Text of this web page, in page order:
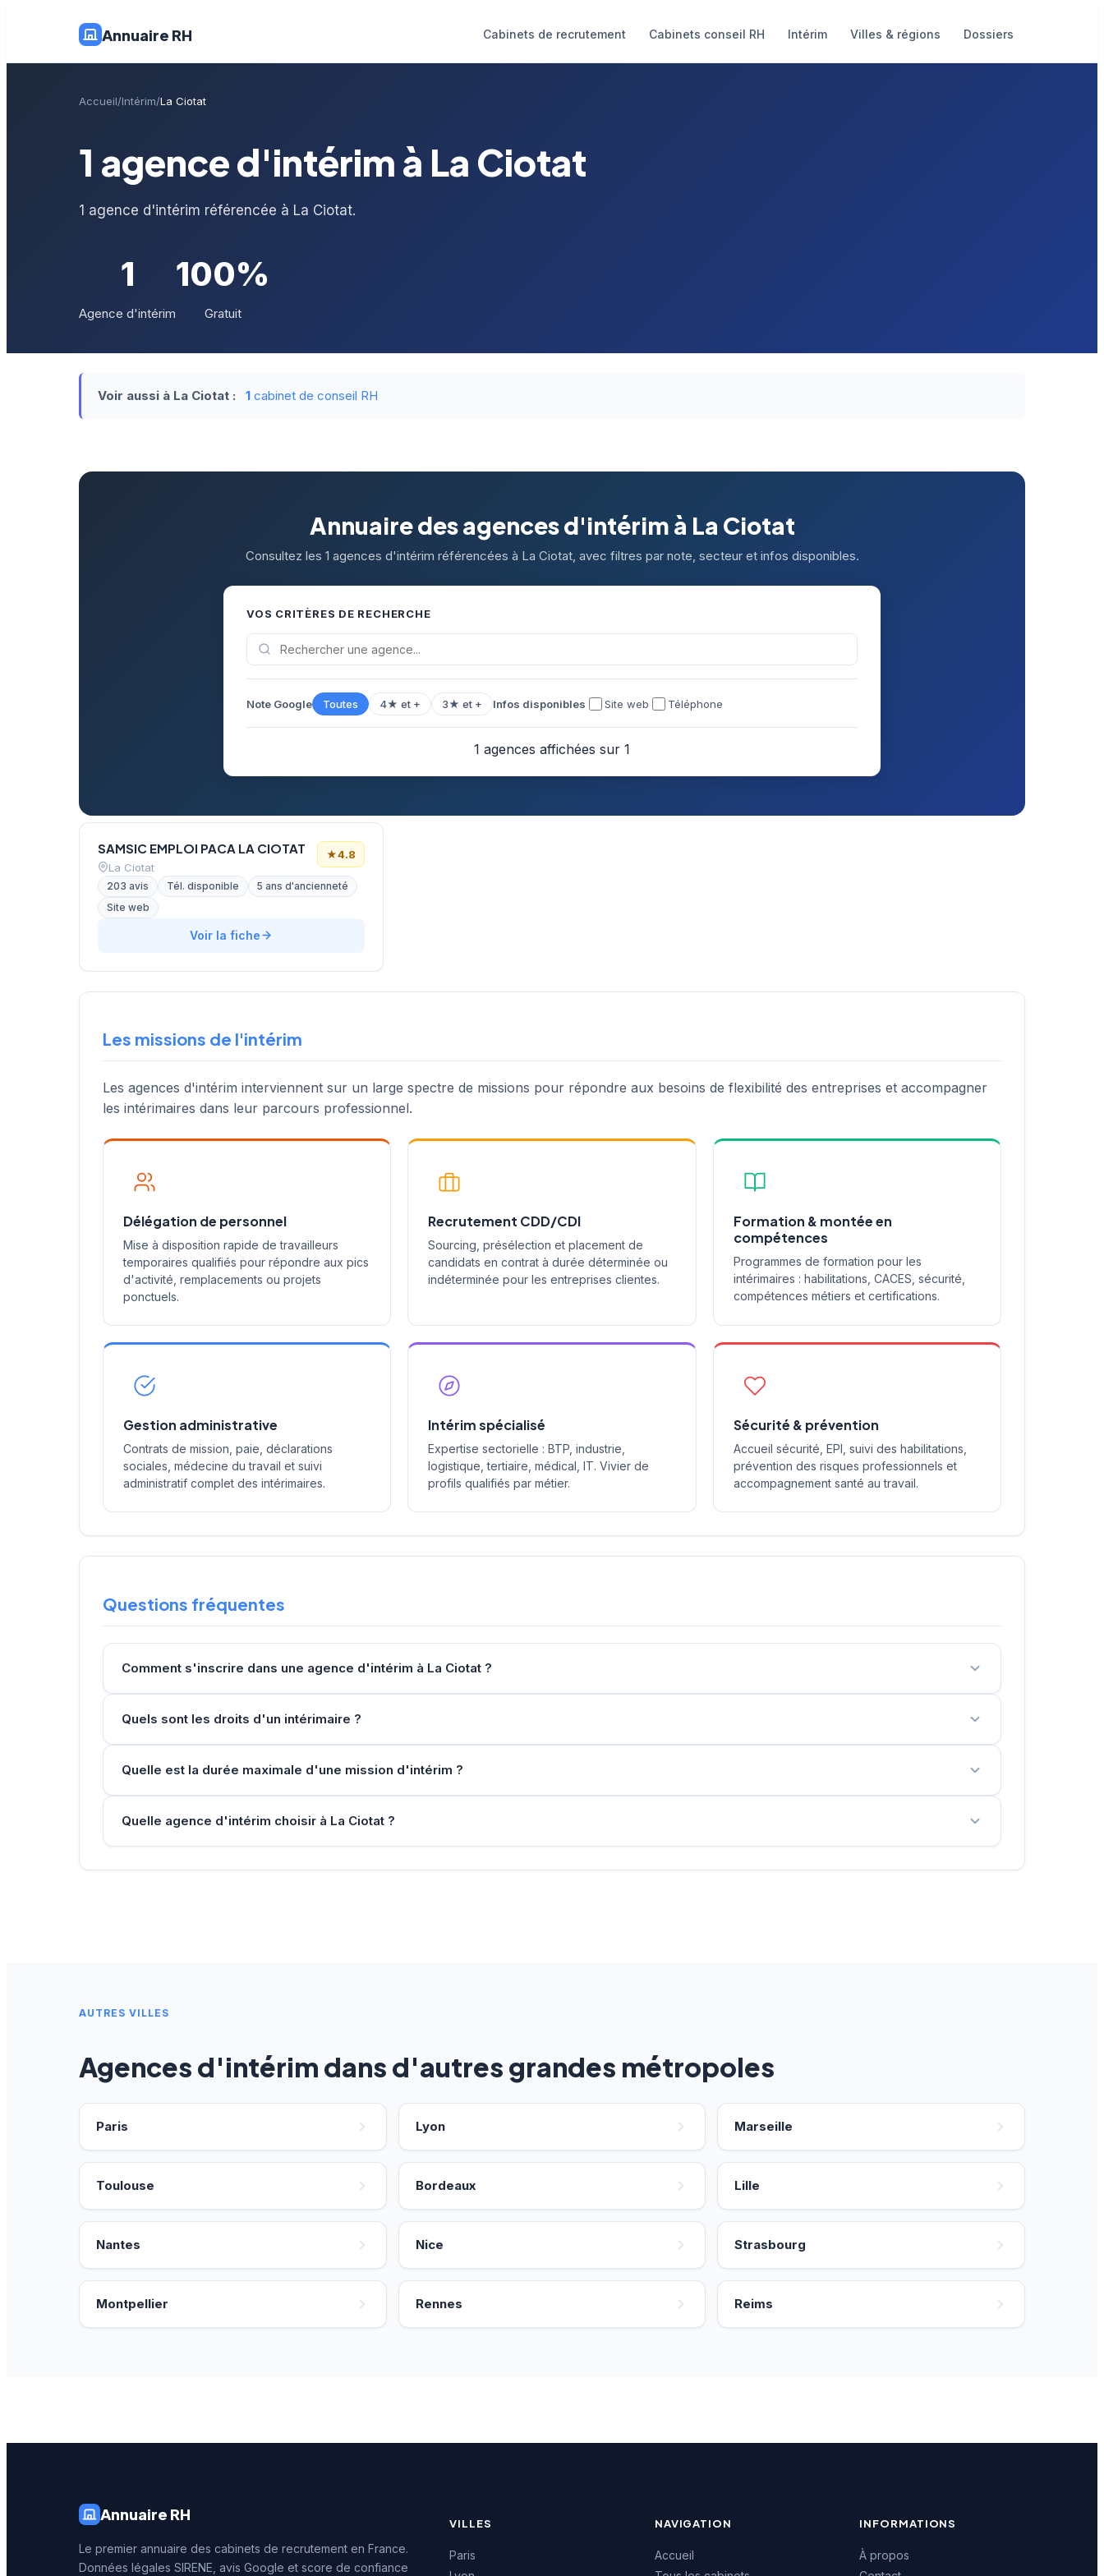
Annuaire RH Cabinets de recrutement Cabinets conseil RH Intérim Villes & régions Dossiers
Accueil Intérim La Ciotat
1 agence d'intérim à La Ciotat
1 agence d'intérim référencée à La Ciotat.
1
Agence d'intérim
100%
Gratuit
Voir aussi à La Ciotat : 1 cabinet de conseil RH
Annuaire des agences d'intérim à La Ciotat
Consultez les 1 agences d'intérim référencées à La Ciotat, avec filtres par note, secteur et infos disponibles.
VOS CRITÈRES DE RECHERCHE
Note Google Toutes 4★ et + 3★ et + Infos disponibles Site web Téléphone
1 agences affichées sur 1
SAMSIC EMPLOI PACA LA CIOTAT
La Ciotat
★4.8
203 avis Tél. disponible
5 ans d'ancienneté
Site web
Voir la fiche
Les missions de l'intérim
Les agences d'intérim interviennent sur un large spectre de missions pour répondre aux besoins de flexibilité des entreprises et accompagner
les intérimaires dans leur parcours professionnel.
Délégation de personnel
Mise à disposition rapide de travailleurs
temporaires qualifiés pour répondre aux pics
d'activité, remplacements ou projets
ponctuels.
Recrutement CDD/CDI
Sourcing, présélection et placement de
candidats en contrat à durée déterminée ou
indéterminée pour les entreprises clientes.
Formation & montée en
compétences
Programmes de formation pour les
intérimaires : habilitations, CACES, sécurité,
compétences métiers et certifications.
Gestion administrative
Contrats de mission, paie, déclarations
sociales, médecine du travail et suivi
administratif complet des intérimaires.
Intérim spécialisé
Expertise sectorielle : BTP, industrie,
logistique, tertiaire, médical, IT. Vivier de
profils qualifiés par métier.
Sécurité & prévention
Accueil sécurité, EPI, suivi des habilitations,
prévention des risques professionnels et
accompagnement santé au travail.
Questions fréquentes
Comment s'inscrire dans une agence d'intérim à La Ciotat ?
Quels sont les droits d'un intérimaire ?
Quelle est la durée maximale d'une mission d'intérim ?
Quelle agence d'intérim choisir à La Ciotat ?
AUTRES VILLES
Agences d'intérim dans d'autres grandes métropoles
Paris Lyon Marseille
Toulouse Bordeaux Lille
Nantes Nice Strasbourg
Montpellier Rennes Reims
Annuaire RH
Le premier annuaire des cabinets de recrutement en France.
Données légales SIRENE, avis Google et score de confiance
VILLES
Paris
NAVIGATION
Accueil
INFORMATIONS
À propos